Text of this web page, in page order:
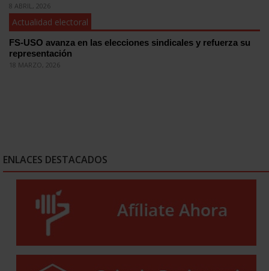
8 ABRIL, 2026
Actualidad electoral
FS-USO avanza en las elecciones sindicales y refuerza su
representación
18 MARZO, 2026
ENLACES DESTACADOS